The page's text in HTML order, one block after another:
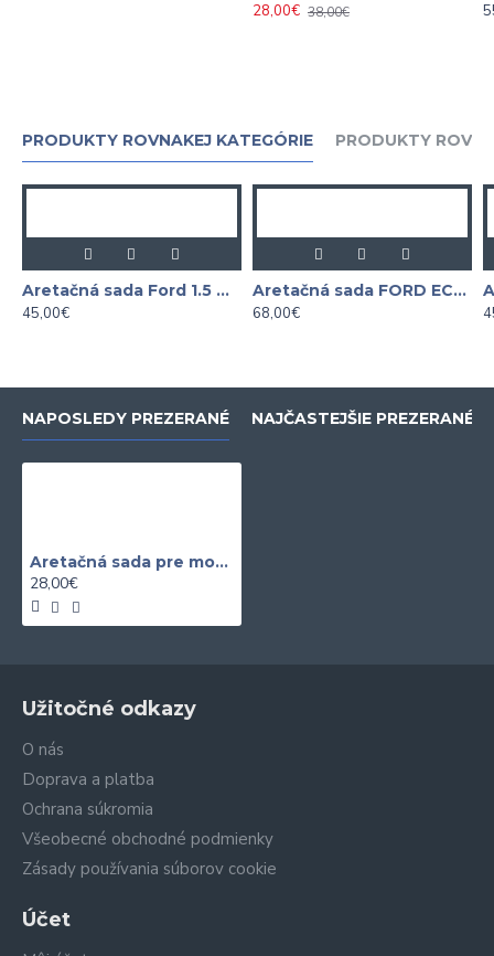
28,00€ 38,00€
PRODUKTY ROVNAKEJ KATEGÓRIE PRODUKTY
Aretačná sada Ford 1.5 Durate
45,00€
Aretačná sada FORD ECOBOOST 1.0L
68,00€
NAPOSLEDY PREZERANÉ NAJČASTEJŠIE PREZERANÉ
Aretačná sada pre motory 1.8 / 2.0 TFSi VAG SATRA
28,00€
Užitočné odkazy
O nás
Doprava a platba
Ochrana súkromia
Všeobecné obchodné podmienky
Zásady používania súborov cookie
Účet